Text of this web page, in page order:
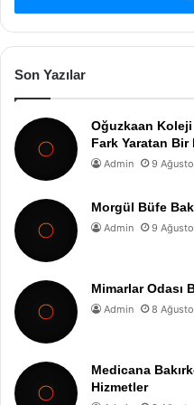
Son Yazılar
Oğuzkaan
Fark Yaratan Bir
Admin 9
Morgül Büfe
Admin 9
Mimarlar Odası
Admin 8
Medicana
Hizmetler